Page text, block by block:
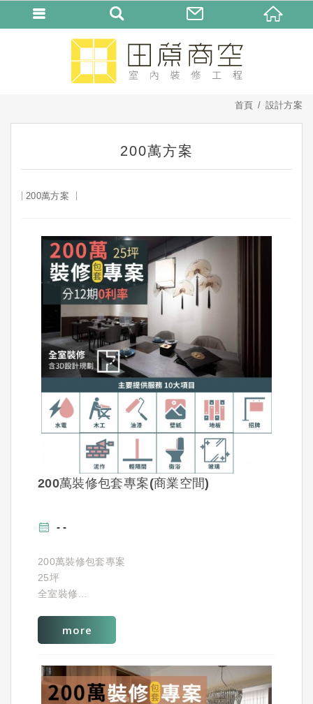
首頁 設計方案
200萬方案
200萬方案
200萬裝修包套專案(商業空間)
200萬裝修包套專案
25坪
全室裝修
水電,木工,油漆,壁紙,地板,招牌,泥作,輕隔間,衛浴,玻
10大項目
可分12期0利率
more